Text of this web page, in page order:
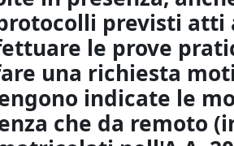
previsti atti
le prove
una richiesta
indicate le
che da remoto